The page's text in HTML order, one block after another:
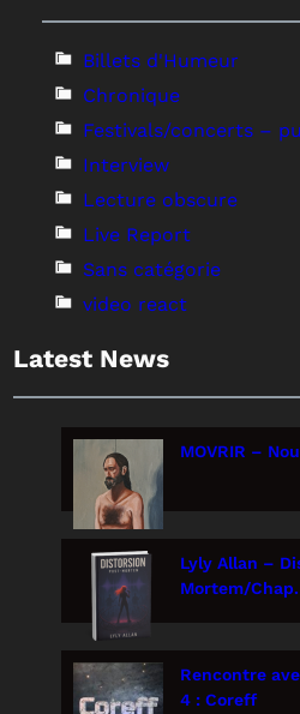
Billets d'Humeur
Chronique
Festivals/concerts –
Interview
Lecture obscure
Live Report
Sans catégorie
video react
Latest News
MOVRIR –
Lyly Allan –
Mortem/
Rencontre
4 : Coreff